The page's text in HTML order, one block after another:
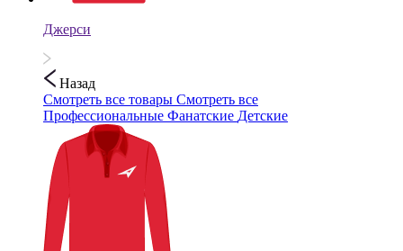
Джерси
Назад
Смотреть все товары Смотреть все
Профессиональные Фанатские Детские